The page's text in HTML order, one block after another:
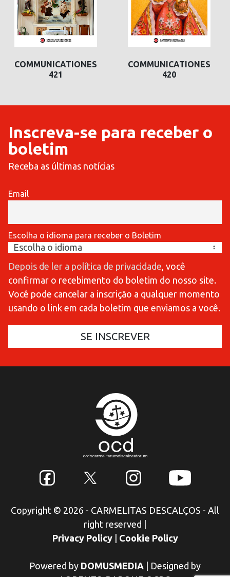
COMMUNICATIONES
421
COMMUNICATIONES
420
Inscreva-se para receber o
boletim
Receba as últimas notícias
Email
Escolha o idioma para receber o Boletim
Depois de ler a política de privacidade , você
confirmar o recebimento do boletim do nosso site.
Você pode cancelar a inscrição a qualquer momento
usando o link em cada boletim que enviamos a você.
Copyright © 2026 - CARMELITAS DESCALÇOS - All
right reserved
Privacy Policy
Cookie Policy
Powered by DOMUSMEDIA
Designed by